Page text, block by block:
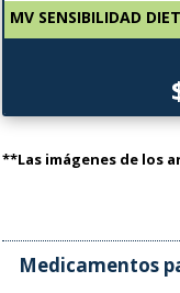
MV SENSIBILIDAD
**Las imágenes de los
Medicamentos